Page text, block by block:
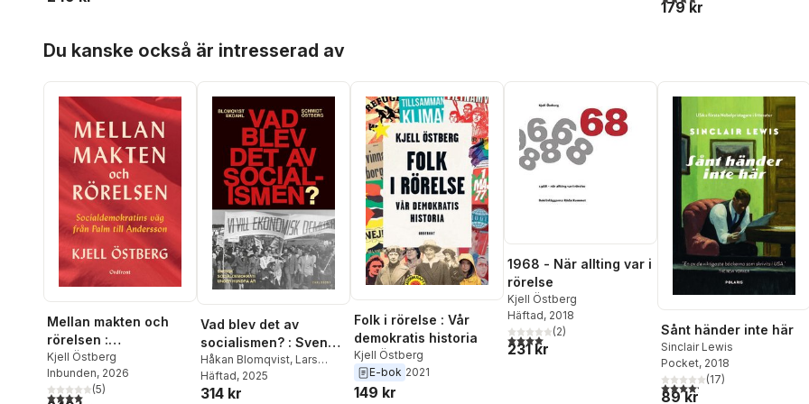
179 kr
Du kanske också är intresserad av
Mellan makten och
rörelsen :
socialdemokratins väg
från Palm till
Andersson
Kjell Östberg
Inbunden, 2026
4,0utav 5 stjärnor. Totalt antal röster:
(5)
Vad blev det av
socialismen? : Svensk
socialdemokrati under
hundra år
Håkan Blomqvist, Lars
Ekdahl, Werner Schmidt
Kjell Östberg
Häftad, 2025
314 kr
Folk i rörelse : Vår
demokratis historia
Kjell Östberg
E-bok 2021
149 kr
1968 - När allting var i
rörelse
Kjell Östberg
Häftad, 2018
4,0utav 5 stjärnor. Totalt antal röster:
(2)
231 kr
Sånt händer inte här
Sinclair Lewis
Pocket, 2018
4,2utav 5 stjärnor. Totalt
(17)
89 kr